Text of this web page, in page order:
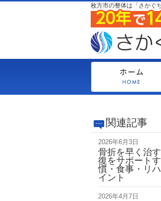
枚方市の整体は「さかぐ
関連記事
2026年6月3日
骨折を早く治
復をサポート
慣・食事・リ
イント
2026年4月7日